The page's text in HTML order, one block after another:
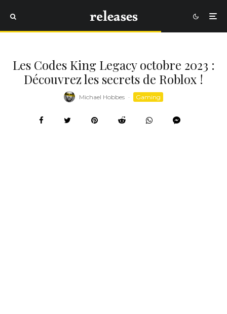
Les Codes King Legacy octobre 2023 :
Découvrez les secrets de Roblox !
Michael Hobbes · Gaming